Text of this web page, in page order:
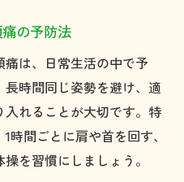
の予防法
は、日常生活の中で予
時間同じ姿勢を避け、適
れることが大切です。特
時間ごとに肩や首を回す、
を習慣にしましょう。